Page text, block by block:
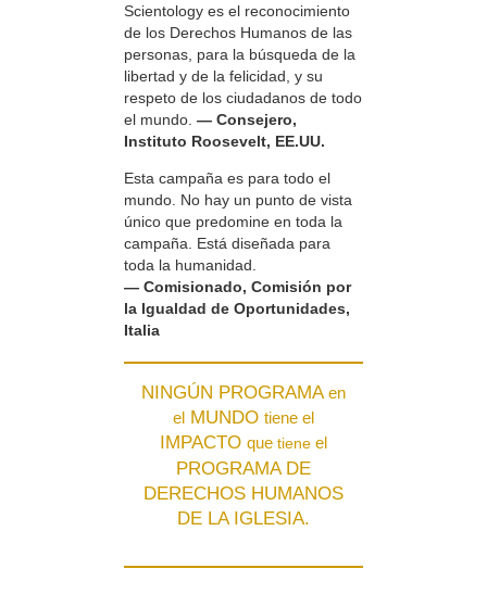
Scientology es el reconocimiento
de los Derechos Humanos de las
personas, para la búsqueda de la
libertad y de la felicidad, y su
respeto de los ciudadanos de todo
el mundo. — Consejero,
Instituto Roosevelt, EE.UU.
Esta campaña es para todo el
mundo. No hay un punto de vista
único que predomine en toda la
campaña. Está diseñada para
toda la humanidad.
— Comisionado, Comisión por
la Igualdad de Oportunidades,
Italia
NINGÚN PROGRAMAen
el MUNDO tiene el
IMPACTO que tiene el
PROGRAMA DE
DERECHOS HUMANOS
DE LA IGLESIA.